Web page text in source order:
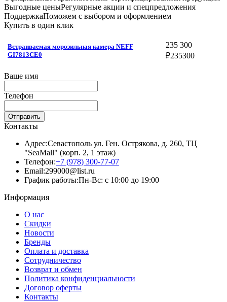
Выгодные ценыРегулярные акции и спецпредложения
ПоддержкаПоможем с выбором и оформлением
Купить в один клик
Встраиваемая морозильная камера NEFF
GI7813CE0
235 300
₽235300
Ваше имя
Телефон
Отправить
Контакты
Адрес:Севастополь ул. Ген. Острякова, д. 260, ТЦ
"SeaMall" (корп. 2, 1 этаж)
Телефон:+7 (978) 300-77-07
Email:299000@list.ru
График работы:Пн-Вс: с 10:00 до 19:00
Информация
О нас
Скидки
Новости
Бренды
Оплата и доставка
Сотрудничество
Возврат и обмен
Политика конфиденциальности
Договор оферты
Контакты